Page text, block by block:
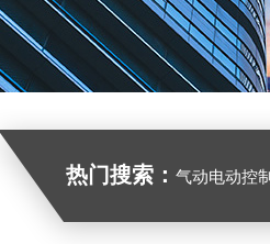
热门搜索： 气动电动控制阀，调